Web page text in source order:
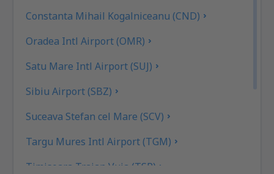
Constanta Mihail Kogalniceanu (CND)
Oradea Intl Airport (OMR)
Satu Mare Intl Airport (SUJ)
Sibiu Airport (SBZ)
Suceava Stefan cel Mare (SCV)
Targu Mures Intl Airport (TGM)
Timisoara Traian Vuia (TSR)